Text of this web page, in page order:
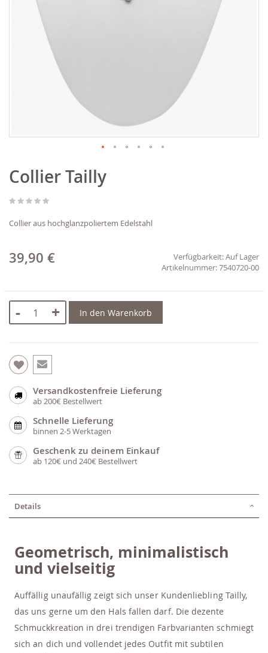
Anfang
der
springen
Collier Tailly
Collier aus hochglanzpoliertem Edelstahl
39,90 € Verfügbarkeit:Auf Lager
7540720-00
- + In den Warenkorb
Versandkostenfreie Lieferung
ab 200€ Bestellwert
Schnelle Lieferung
binnen 2-5 Werktagen
Geschenk zu deinem Einkauf
ab 120€ und 240€ Bestellwert
Details
Geometrisch, minimalistisch
und vielseitig
Auffällig unaufällig zeigt sich unser Kundenliebling Tailly,
das uns gerne um den Hals fallen darf. Die dezente
Schmuckkreation in drei trendigen Farbvarianten schmiegt
sich an dich und vollendet jedes Outfit mit subtilen